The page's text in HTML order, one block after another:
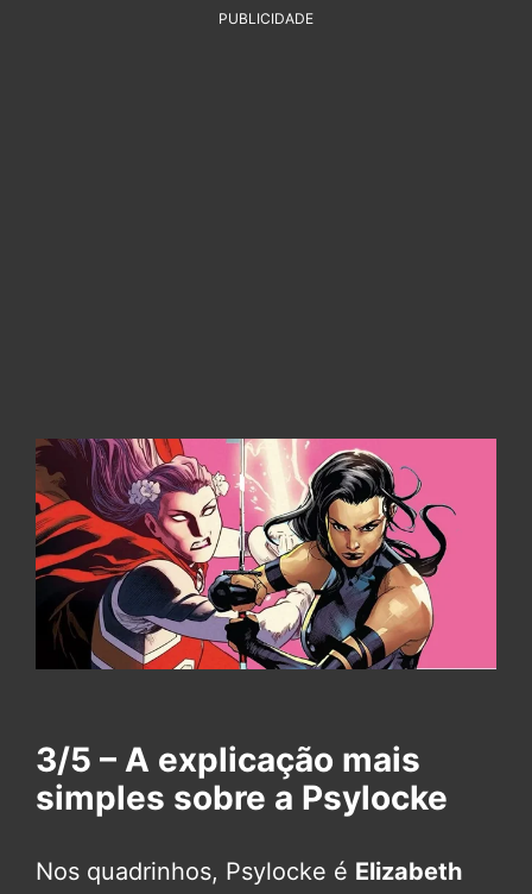
PUBLICIDADE
3/5 – A explicação mais
simples sobre a Psylocke
Nos quadrinhos, Psylocke é Elizabeth